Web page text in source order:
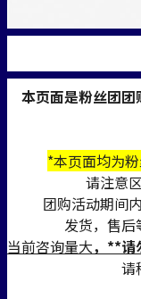
本页面是粉丝团团
*本页面均为
请注意
团购活动期间
发货，售后
当前咨询量大，**请
请